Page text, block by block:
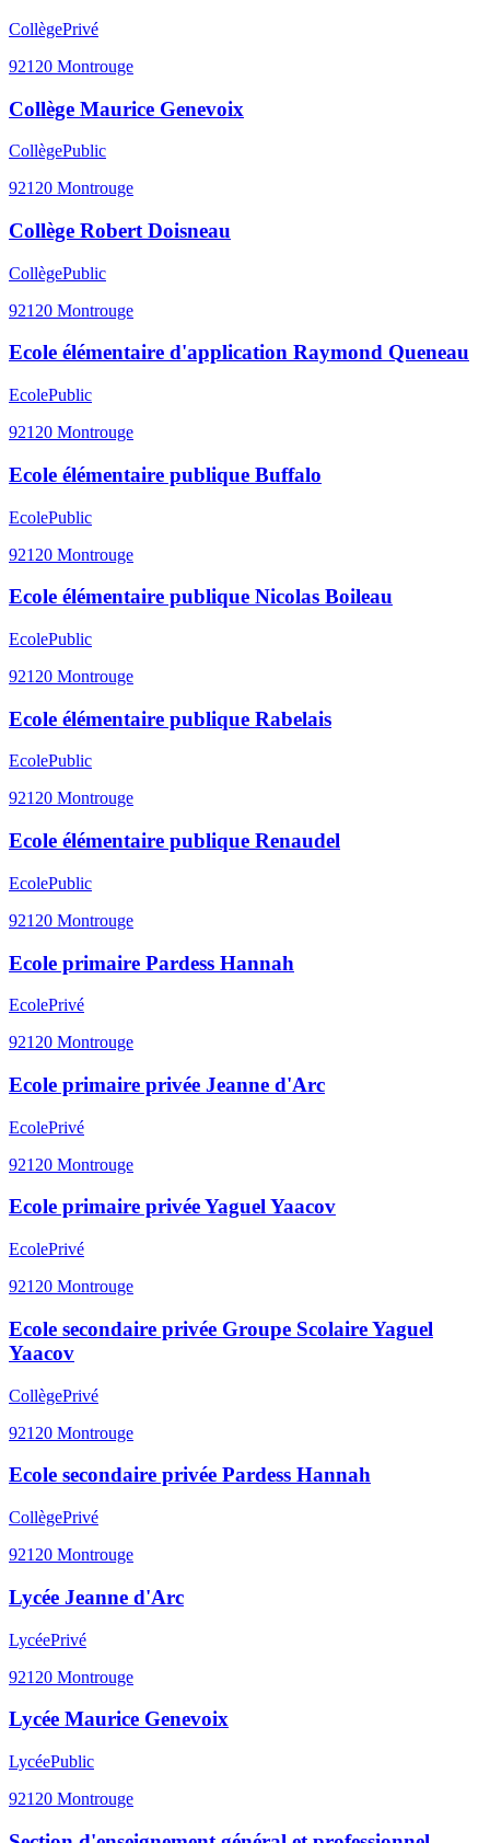
CollègePrivé
92120 Montrouge
Collège Maurice Genevoix
CollègePublic
92120 Montrouge
Collège Robert Doisneau
CollègePublic
92120 Montrouge
Ecole élémentaire d'application Raymond Queneau
EcolePublic
92120 Montrouge
Ecole élémentaire publique Buffalo
EcolePublic
92120 Montrouge
Ecole élémentaire publique Nicolas Boileau
EcolePublic
92120 Montrouge
Ecole élémentaire publique Rabelais
EcolePublic
92120 Montrouge
Ecole élémentaire publique Renaudel
EcolePublic
92120 Montrouge
Ecole primaire Pardess Hannah
EcolePrivé
92120 Montrouge
Ecole primaire privée Jeanne d'Arc
EcolePrivé
92120 Montrouge
Ecole primaire privée Yaguel Yaacov
EcolePrivé
92120 Montrouge
Ecole secondaire privée Groupe Scolaire Yaguel
Yaacov
CollègePrivé
92120 Montrouge
Ecole secondaire privée Pardess Hannah
CollègePrivé
92120 Montrouge
Lycée Jeanne d'Arc
LycéePrivé
92120 Montrouge
Lycée Maurice Genevoix
LycéePublic
92120 Montrouge